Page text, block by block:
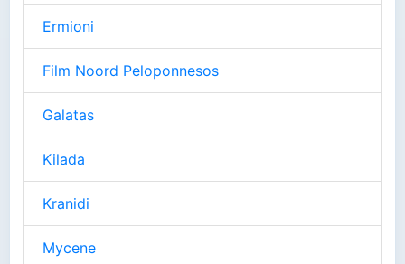
Ermioni
Film Noord Peloponnesos
Galatas
Kilada
Kranidi
Mycene